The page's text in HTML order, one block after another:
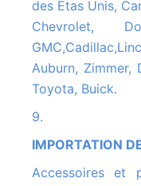
des Etas Unis,
Chevrolet,
Auburn, Zimmer,
Toyota, Buick.
9.
IMPORTATION
Accessoires et préparation de votre voiture